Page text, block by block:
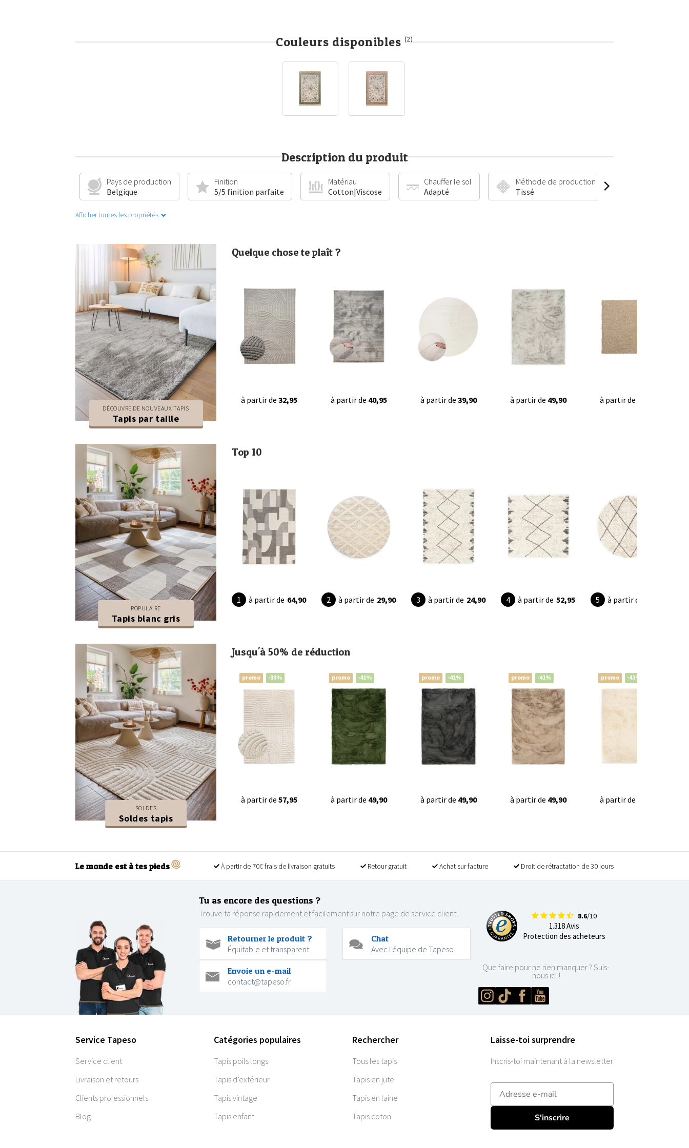
Couleurs disponibles (2)
Description du produit
Pays de production
Belgique
Finition
5/5 finition parfaite
Matériau
Cotton|Viscose
Chauffer le sol
Adapté
Méthode de production
Tissé
Afficher toutes les propriétés
DÉCOUVRE DE NOUVEAUX TAPIS
Tapis par taille
Quelque chose te plaît ?
à partir de 32,95 à partir de 40,95 à partir de 39,90 à partir de 49,90 à partir de
POPULAIRE
Tapis blanc gris
Top 10
à partir de 64,90 à partir de 29,90 à partir de 24,90 à partir de 52,95 à partir de
SOLDES
Soldes tapis
Jusqu'à 50% de réduction
promo -33%
à partir de 57,95
promo -41%
à partir de 49,90
promo -41%
à partir de 49,90
promo -41%
à partir de 49,90
promo -41%
à partir de
Le monde est à tes pieds À partir de 70€ frais de livraison gratuits Retour gratuit Achat sur facture Droit de rétractation de 30 jours
Tu as encore des questions ?
Trouve ta réponse rapidement et facilement sur notre page de service client.
Retourner le produit ?
Équitable et transparent
Chat
Avec l'équipe de Tapeso
Envoie un e-mail
contact@tapeso.fr
8.6/10
1.318 Avis
Protection des acheteurs
Que faire pour ne rien manquer ? Suis-
nous ici !
Service Tapeso
Service client
Livraison et retours
Clients professionnels
Blog
Catégories populaires
Tapis poils longs
Tapis d’extérieur
Tapis vintage
Tapis enfant
Rechercher
Tous les tapis
Tapis en jute
Tapis en laine
Tapis coton
Laisse-toi surprendre
Inscris-toi maintenant à la newsletter
E-mailadres
S'inscrire